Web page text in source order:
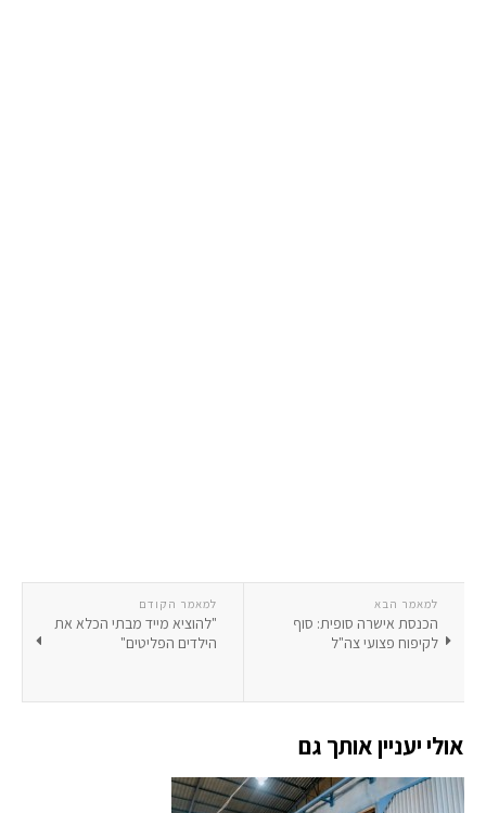
למאמר הקודם
"להוציא מייד מבתי הכלא את
הילדים הפליטים"
למאמר הבא
הכנסת אישרה סופית: סוף
לקיפוח פצועי צה"ל
אולי יעניין אותך גם